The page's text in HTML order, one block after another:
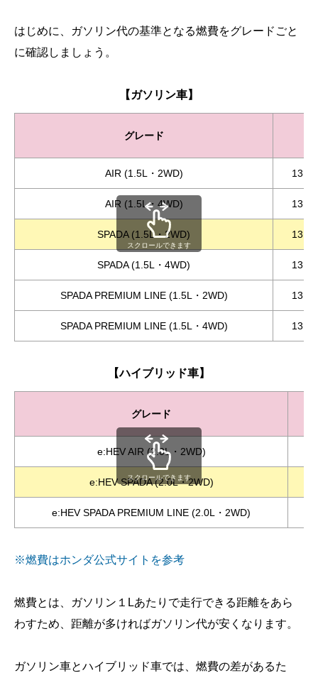
はじめに、ガソリン代の基準となる燃費をグレードごと
に確認しましょう。
【ガソリン車】
グレード
AIR (1.5L・2WD)
AIR (1.5L・4WD)
SPADA (1.5L・2WD)
SPADA (1.5L・4WD)
SPADA PREMIUM LINE (1.5L・2WD)
SPADA PREMIUM LINE (1.5L・4WD)
スクロールできます
【ハイブリッド車】
グレード
e:HEV AIR (2.0L・2WD)
e:HEV SPADA (2.0L・2WD)
e:HEV SPADA PREMIUM LINE (2.0L・2WD)
スクロールできます
※燃費はホンダ公式サイトを参考
燃費とは、ガソリン１Lあたりで走行できる距離をあら
わすため、距離が多ければガソリン代が安くなります。
ガソリン車とハイブリッド車では、燃費の差があるた